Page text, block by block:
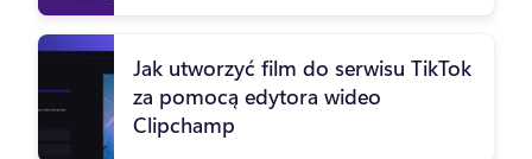
Jak utworzyć film do serwisu TikTok
za pomocą edytora wideo
Clipchamp